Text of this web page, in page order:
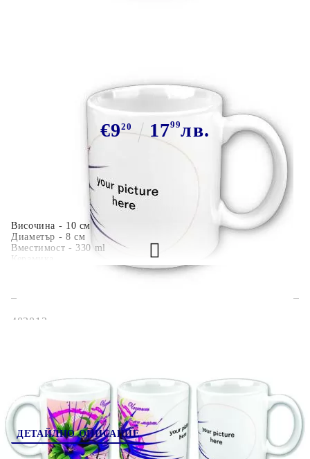
Чаша подарък 8 март 14
€920 1799лв.
Височина - 10 см
Диаметър - 8 см
Вместимост - 330 ml
Керамика
402013
ДЕТАЙЛНО ОПИСАНИЕ